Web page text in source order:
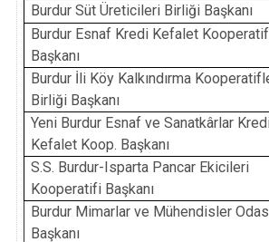
Burdur Süt Üreticileri Birliği Başkanı
Burdur Esnaf Kredi Kefalet
Başkanı
Burdur İli Köy Kalkındırma
Birliği Başkanı
Yeni Burdur Esnaf ve Sanatkârlar
Kefalet Koop. Başkanı
S.S. Burdur-Isparta Pancar Ekicileri
Kooperatifi Başkanı
Burdur Mimarlar ve Mühendisler
Başkanı